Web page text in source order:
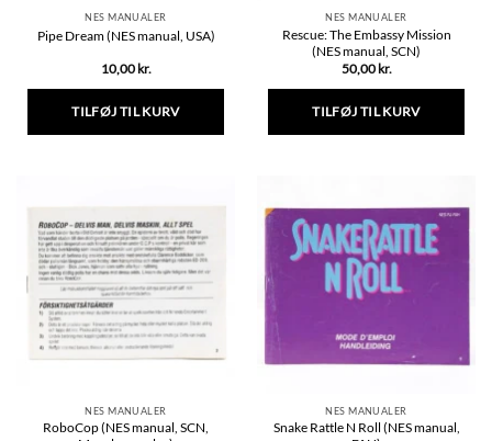
NES MANUALER
Pipe Dream (NES manual, USA)
10,00 kr.
TILFØJ TIL KURV
NES MANUALER
Rescue: The Embassy Mission
(NES manual, SCN)
50,00 kr.
TILFØJ TIL KURV
NES MANUALER
RoboCop (NES manual, SCN,
NES MANUALER
Snake Rattle N Roll (NES manual,